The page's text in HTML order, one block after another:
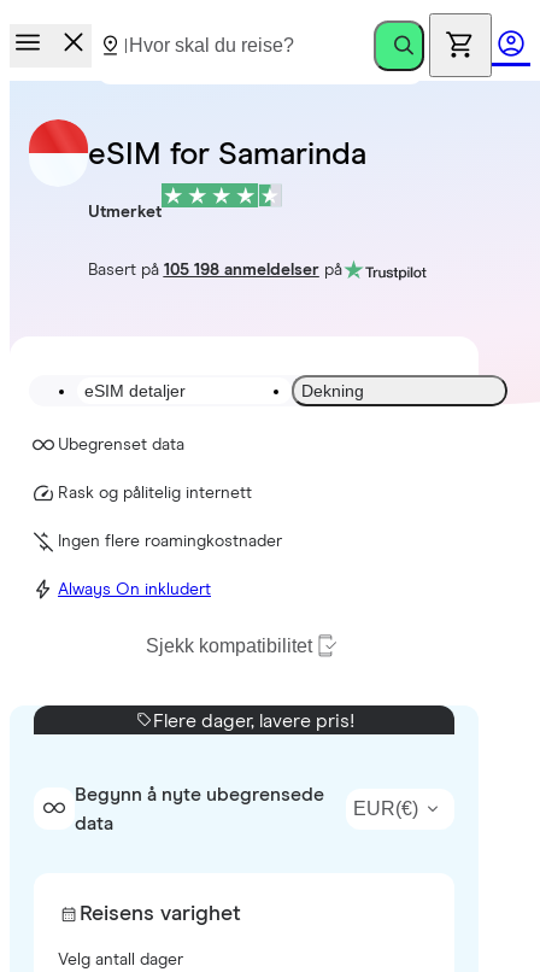
eSIM for Samarinda
Utmerket
Basert på 105 198 anmeldelserpå
eSIM detaljer Dekning
Ubegrenset data
Rask og pålitelig internett
Ingen flere roamingkostnader
Always On inkludert
Sjekk kompatibilitet
Flere dager, lavere pris!
Begynn å nyte ubegrensede
data
EUR(€)
Reisens varighet
Velg antall dager